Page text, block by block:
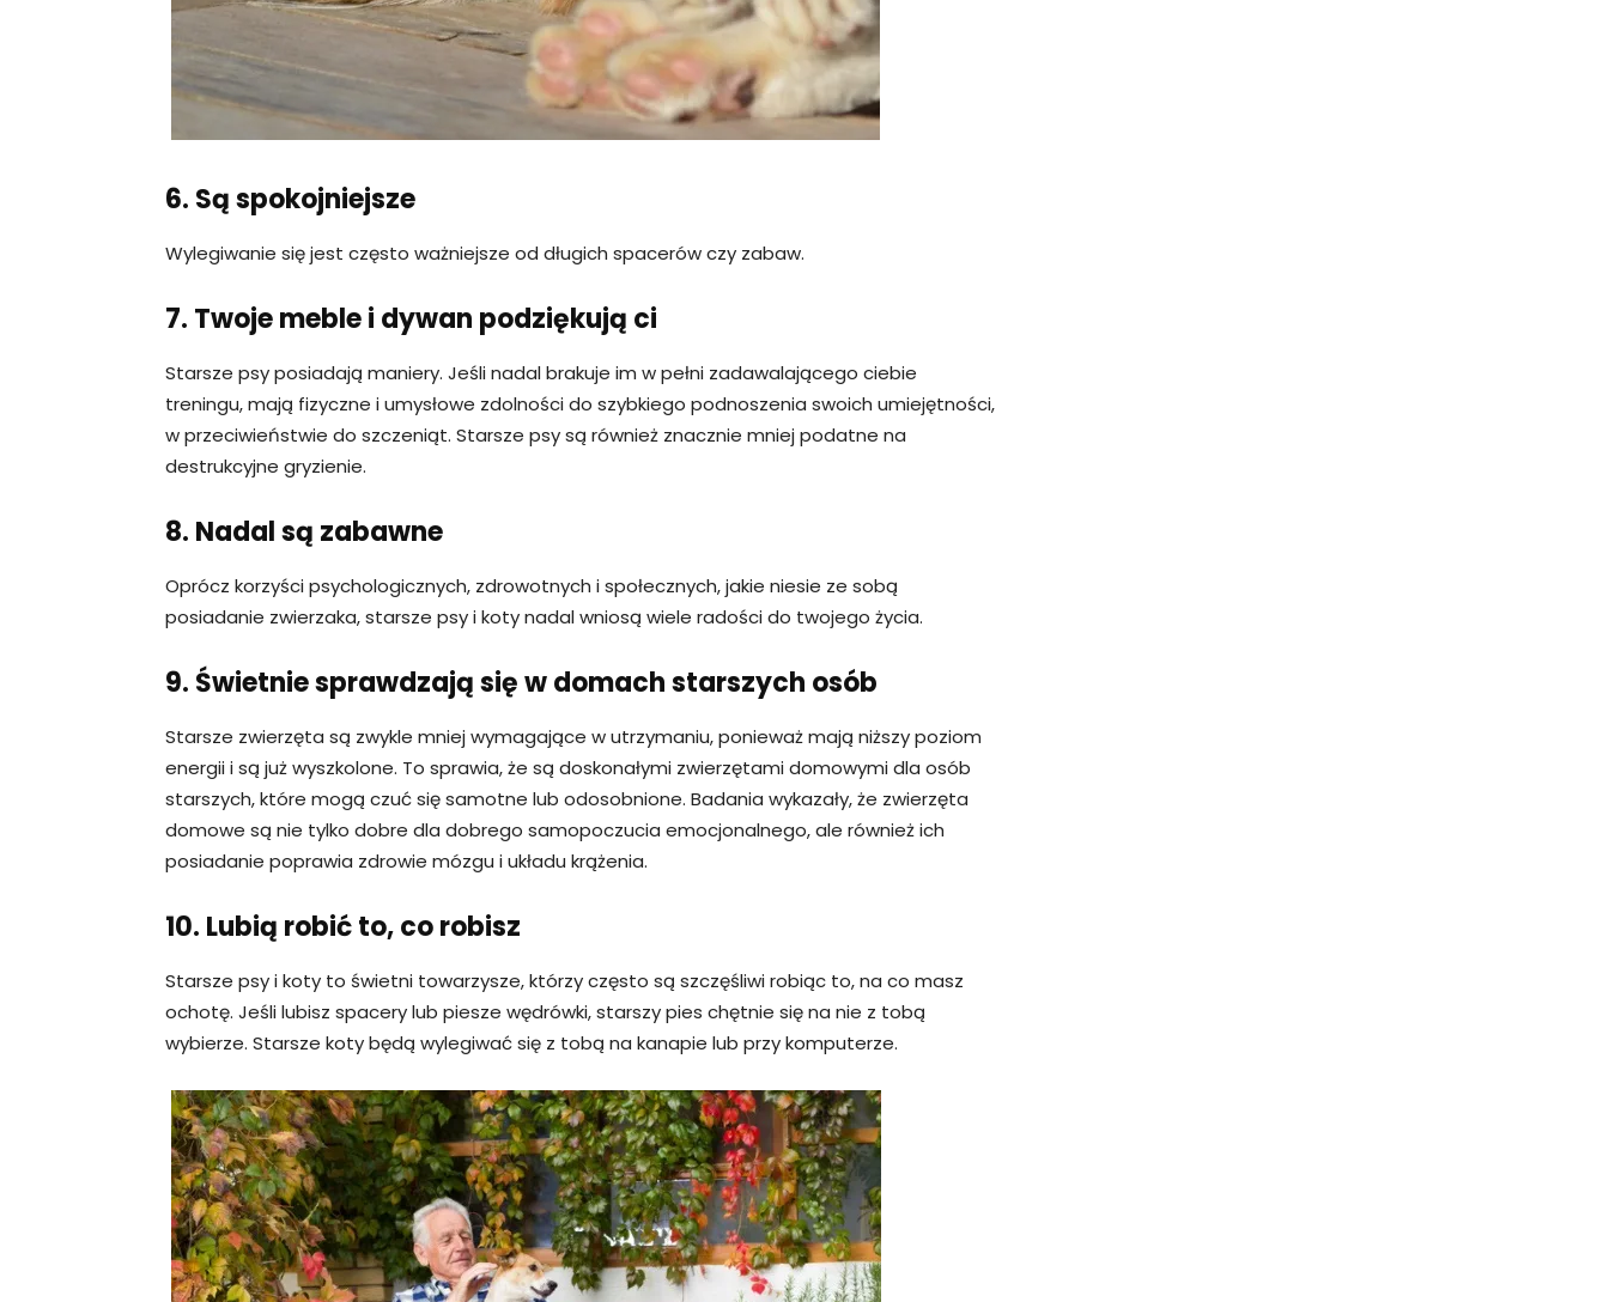
6. Są spokojniejsze
Wylegiwanie się jest często ważniejsze od długich spacerów czy zabaw.
7. Twoje meble i dywan podziękują ci
Starsze psy posiadają maniery. Jeśli nadal brakuje im w pełni zadawalającego ciebie
treningu, mają fizyczne i umysłowe zdolności do szybkiego podnoszenia swoich umiejętności,
w przeciwieństwie do szczeniąt. Starsze psy są również znacznie mniej podatne na
destrukcyjne gryzienie.
8. Nadal są zabawne
Oprócz korzyści psychologicznych, zdrowotnych i społecznych, jakie niesie ze sobą
posiadanie zwierzaka, starsze psy i koty nadal wniosą wiele radości do twojego życia.
9. Świetnie sprawdzają się w domach starszych osób
Starsze zwierzęta są zwykle mniej wymagające w utrzymaniu, ponieważ mają niższy poziom
energii i są już wyszkolone. To sprawia, że ​​są doskonałymi zwierzętami domowymi dla osób
starszych, które mogą czuć się samotne lub odosobnione. Badania wykazały, że zwierzęta
domowe są nie tylko dobre dla dobrego samopoczucia emocjonalnego, ale również ich
posiadanie poprawia zdrowie mózgu i układu krążenia.
10. Lubią robić to, co robisz
Starsze psy i koty to świetni towarzysze, którzy często są szczęśliwi robiąc to, na co masz
ochotę. Jeśli lubisz spacery lub piesze wędrówki, starszy pies chętnie się na nie z tobą
wybierze. Starsze koty będą wylegiwać się z tobą na kanapie lub przy komputerze.